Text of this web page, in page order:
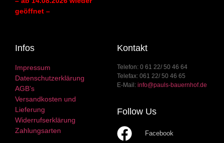
geöffnet –
Infos
Impressum
Datenschutzerklärung
AGB’s
Versandkosten und
Lieferung
Widerrufserklärung
Zahlungsarten
Kontakt
Telefon: 0 61 22/ 50 46 64
Telefax: 061 22/ 50 46 65
E-Mail: info@pauls-bauernhof.de
Follow Us
Facebook